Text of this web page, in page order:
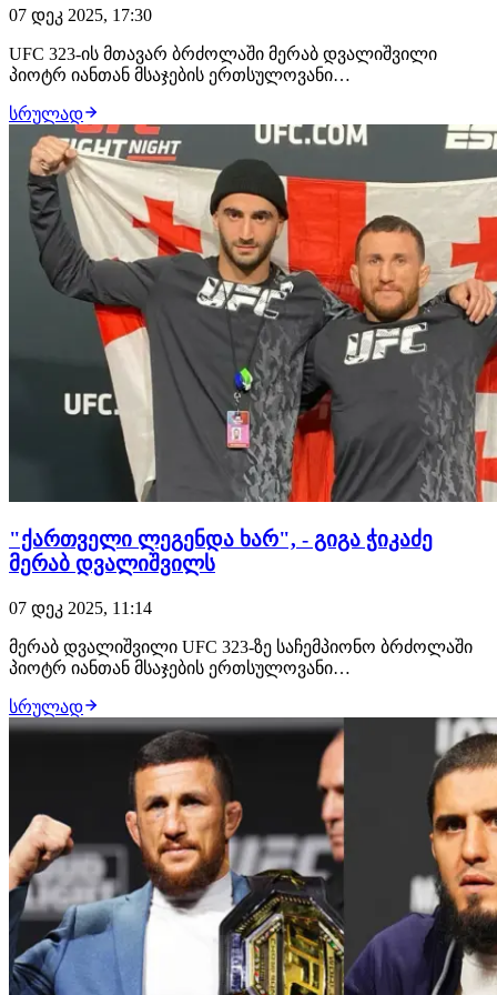
07 დეკ 2025, 17:30
UFC 323-ის მთავარ ბრძოლაში მერაბ დვალიშვილი
პიოტრ იანთან მსაჯების ერთსულოვანი
საკმაოდ ახლო და თანაბარი, თუმცა ქართველი
მებრძოლისთვის სამწუხაროდ, დასრულდა რეკორდული
სერია, რომელსაც ექს-ჩემპიონი უმიზნებდა. ბრძოლის
დასრულების შემდეგ, ილია თო…
სრულად
"ქართველი ლეგენდა ხარ", - გიგა ჭიკაძე
მერაბ დვალიშვილს
07 დეკ 2025, 11:14
მერაბ დვალიშვილი UFC 323-ზე საჩემპიონო ბრძოლაში
პიოტრ იანთან მსაჯების ერთსულოვანი
დივიზიონის საჩემპიონო ჩხუბს გიგა ჭიკაძე გამოეხმაურა:
გამარჯვება, მარცხი თუ ფრე - მერაბ დვალიშვილი
ქართველი ლეგენდაა! დიდების დარბაზის მომავალი
წევრი. შეგახსენ…
სრულად